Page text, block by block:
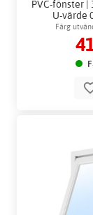
PVC-fönster |
U-värde
Modulmått
Färg